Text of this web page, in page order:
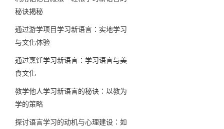
秘诀揭秘
通过游学项目学习新语言：实地学习
与文化体验
通过烹饪学习新语言：学习语言与美
食文化
教学他人学习新语言的秘诀：以教为
学的策略
探讨语言学习的动机与心理建设：如